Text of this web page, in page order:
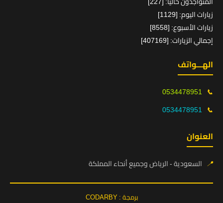
زيارات اليوم: [1129]
زيارات الأسبوع: [8558]
إجمالي الزيارات: [407169]
الهـــواتف
📞
0534478951
📞
0534478951
العنوان
📍 السعودية - الرياض وجميع أنحاء المملكة
برمجة : CODARBY